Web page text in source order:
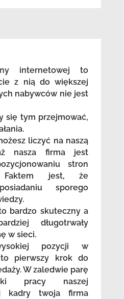
internetowej to
z nią do większej
nabywców nie jest
się tym przejmować,
liczyć na naszą
nasza firma jest
stron
Faktem jest, że
sporego
bardzo skuteczny a
długotrwały
w sieci.
pozycji w
to pierwszy krok do
W zaledwie parę
pracy naszej
kadry twoja firma